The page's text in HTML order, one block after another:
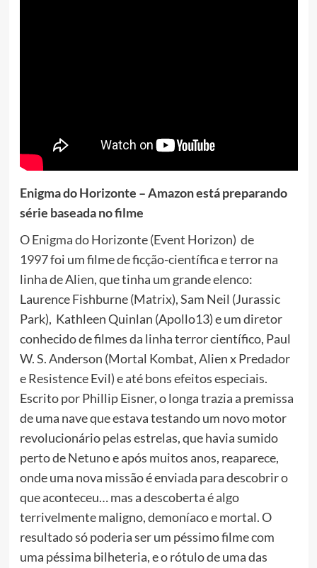
Enigma do Horizonte – Amazon está preparando
série baseada no filme
OEnigma do Horizonte (Event Horizon) de
1997foi um filme de ficção-científica e terror na
linha de Alien, que tinha um grande elenco:
Laurence Fishburne (Matrix), Sam Neil (Jurassic
Park), Kathleen Quinlan (Apollo13) e um diretor
conhecido de filmes da linha terror científico, Paul
W. S. Anderson (Mortal Kombat, Alien x Predador
e Resistence Evil) e até bons efeitos especiais.
Escrito por Phillip Eisner, o longa trazia a premissa
de uma nave que estava testando um novo motor
revolucionário pelas estrelas, que havia sumido
perto de Netuno e após muitos anos, reaparece,
onde uma nova missão é enviada para descobrir o
que aconteceu… mas a descoberta é algo
terrivelmente maligno, demoníaco e mortal. O
resultado só poderia ser um péssimo filme com
uma péssima bilheteria, e o rótulo de uma das